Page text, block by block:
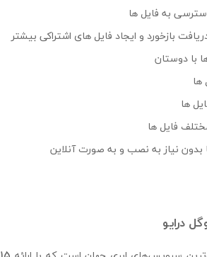
به فایل ها
بازخورد و ایجاد فایل های اشتراکی بیشتر
با دوستان
ها
ها
فایل ها
بدون نیاز به نصب و به صورت آنلاین
درایو